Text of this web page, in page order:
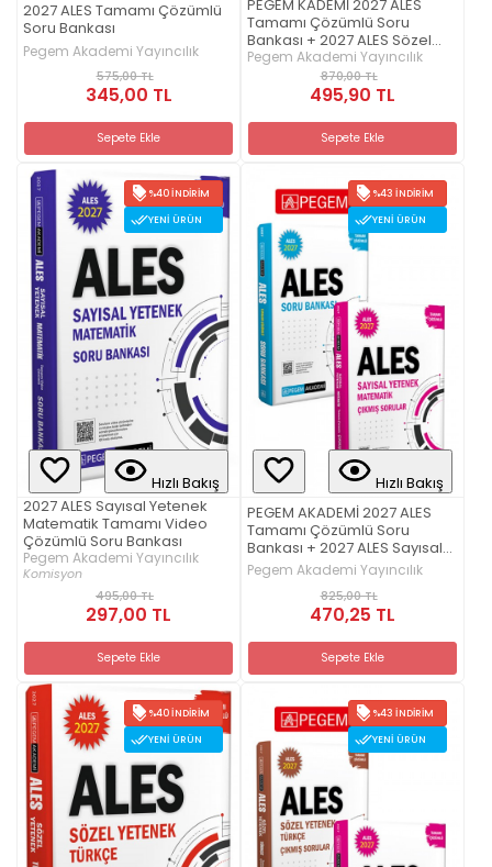
2027 ALES Tamamı Çözümlü
Soru Bankası
Pegem Akademi Yayıncılık
575,00 TL
345,00 TL
Sepete Ekle
PEGEM KADEMİ 2027 ALES
Tamamı Çözümlü Soru
Bankası + 2027 ALES Sözel
Yetenek Türkçe Tamamı
Çözümlü Çıkmış Sorular Seti
Pegem Akademi Yayıncılık
870,00 TL
495,90 TL
Sepete Ekle
%40 İNDIRIM
YENI ÜRÜN
Hızlı Bakış
2027 ALES Sayısal Yetenek
Matematik Tamamı Video
Çözümlü Soru Bankası
Pegem Akademi Yayıncılık
Komisyon
495,00 TL
297,00 TL
Sepete Ekle
%43 İNDIRIM
YENI ÜRÜN
Hızlı Bakış
PEGEM AKADEMİ 2027 ALES
Tamamı Çözümlü Soru
Bankası + 2027 ALES Sayısal
Yetenek Matematik Tamamı
Çözümlü Çıkmış Sorular Seti
Pegem Akademi Yayıncılık
825,00 TL
470,25 TL
Sepete Ekle
%40 İNDIRIM
YENI ÜRÜN
%43 İNDIRIM
YENI ÜRÜN